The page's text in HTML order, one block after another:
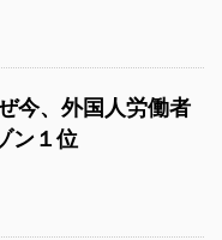
今、外国人労働者
ン１位